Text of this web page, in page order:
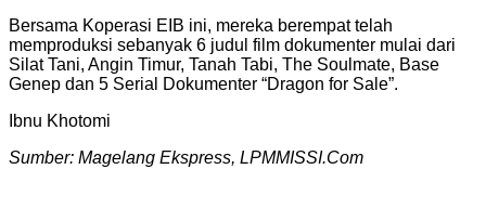
Bersama Koperasi EIB ini, mereka berempat telah
memproduksi sebanyak 6 judul film dokumenter mulai dari
Silat Tani, Angin Timur, Tanah Tabi, The Soulmate, Base
Genep dan 5 Serial Dokumenter “Dragon for Sale”.
Ibnu Khotomi
Sumber: Magelang Ekspress, LPMMISSI.Com